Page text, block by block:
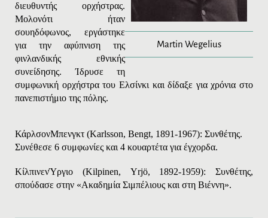
Martin Wegelius
διευθυντής ορχήστρας.
Μολονότι ήταν
σουηδόφωνος, εργάστηκε
για την αφύπνιση της
φινλανδικής εθνικής
συνείδησης. Ίδρυσε τη
συμφωνική ορχήστρα του Ελσίνκι και δίδαξε για χρόνια στο
πανεπιστήμιο της πόλης.
ΚάρλσονΜπενγκτ (Karlsson, Bengt, 1891-1967): Συνθέτης.
Συνέθεσε 6 συμφωνίες και 4 κουαρτέτα για έγχορδα.
ΚίλπινενΎργιο (Kilpinen, Yrjö, 1892-1959): Συνθέτης,
σπούδασε στην «Ακαδημία Σιμπέλιους και στη Βιέννη».